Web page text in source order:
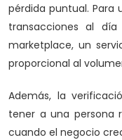
pérdida puntual. Para
transacciones al
marketplace, un
proporcional al
Además, la
tener a una persona
cuando el negocio